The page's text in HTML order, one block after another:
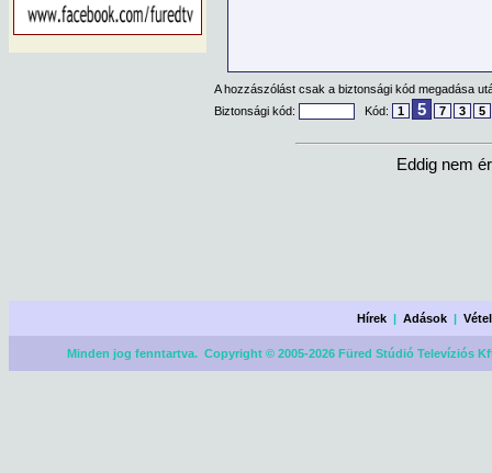
A hozzászólást csak a biztonsági kód megadása
Biztonsági kód:
Kód: 1 5 7 3 5
Eddig nem
Hírek |Adások |
Minden jog fenntartva. Copyright © 2005-2026 Füred Stúdió Televíziós